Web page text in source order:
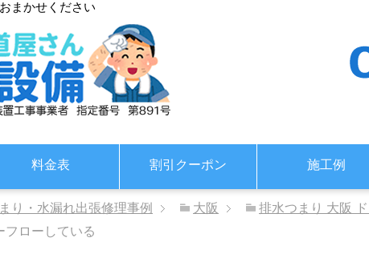
まかせください
料金表 割引クーポン 施工例
り・水漏れ出張修理事例 大阪
排水つまり 大阪
フローしている